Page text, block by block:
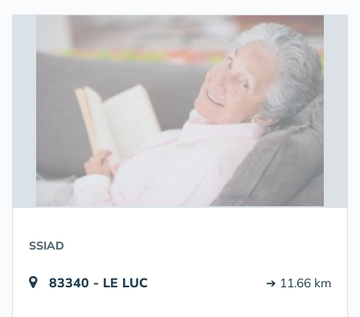
SSIAD
83340 - LE LUC ➔ 11.66 km